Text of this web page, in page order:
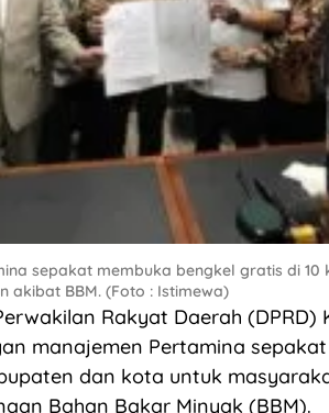
sepakat membuka bengkel gratis di
akibat BBM. (Foto : Istimewa)
Rakyat Daerah
manajemen Pertamina
dan kota untuk
Bahan Bakar Minyak (BBM).